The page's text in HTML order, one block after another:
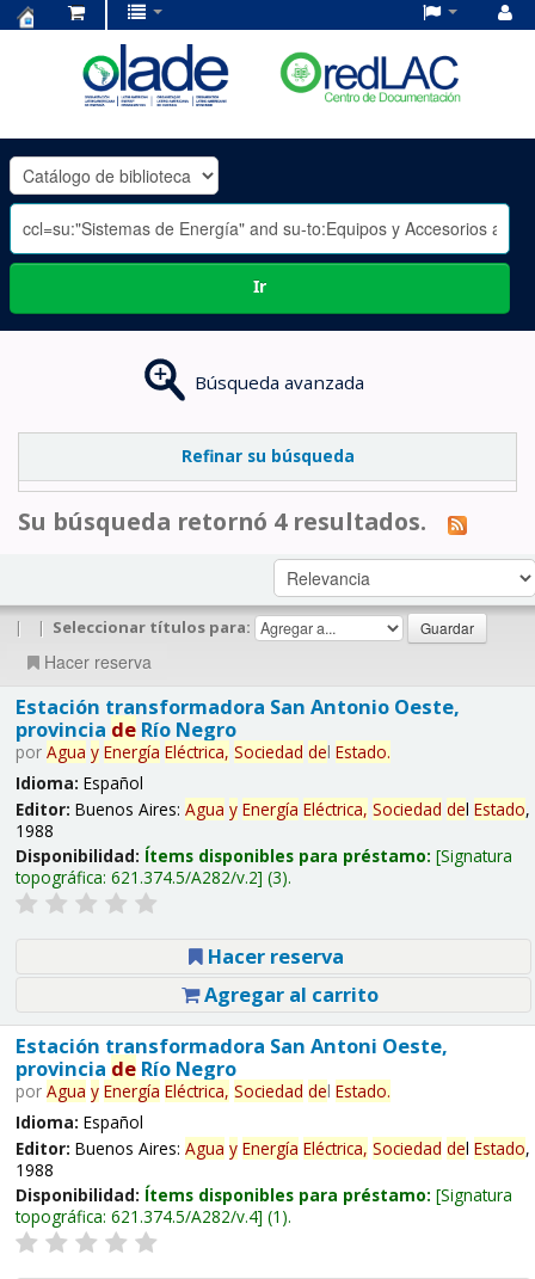
OLADE
-
Ir
Búsqueda avanzada
Refinar su búsqueda
Su búsqueda retornó 4 resultados.
| | Seleccionar títulos para:
Hacer reserva
Estación transformadora San Antonio Oeste,
provincia deRío Negro
por Agua y Energía Eléctrica, Sociedad del Estado.
Idioma: Español
Editor: Buenos Aires: Agua y Energía Eléctrica, Sociedad del Estado,
1988
Disponibilidad: Ítems disponibles para préstamo: Signatura
topográfica: 621.374.5/A282/v.2 (3).
Hacer reserva
Agregar al carrito
Estación transformadora San Antoni Oeste,
provincia deRío Negro
por Agua y Energía Eléctrica, Sociedad del Estado.
Idioma: Español
Editor: Buenos Aires: Agua y Energía Eléctrica, Sociedad del Estado,
1988
Disponibilidad: Ítems disponibles para préstamo: Signatura
topográfica: 621.374.5/A282/v.4 (1).